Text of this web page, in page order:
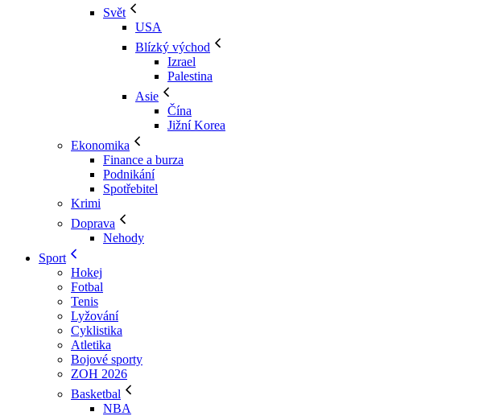
Svět
USA
Blízký východ
Izrael
Palestina
Asie
Čína
Jižní Korea
Ekonomika
Finance a burza
Podnikání
Spotřebitel
Krimi
Doprava
Nehody
Sport
Hokej
Fotbal
Tenis
Lyžování
Cyklistika
Atletika
Bojové sporty
ZOH 2026
Basketbal
NBA